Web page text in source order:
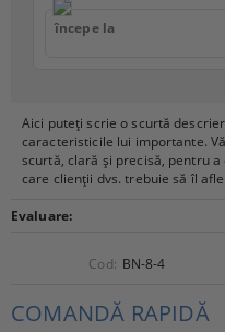
Aici puteți scrie o scurtă
caracteristicile lui importante.
scurtă, clară și precisă, pentru
care clienții dvs. trebuie să îl
Evaluare:
Cod: BN-8-4
COMANDĂ RAPIDĂ
începe la